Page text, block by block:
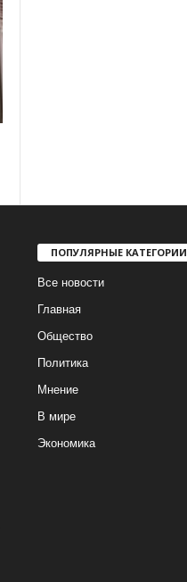
ПОПУЛЯРНЫЕ КАТЕГОРИИ
Все новости
Главная
Общество
Политика
Мнение
В мире
Экономика